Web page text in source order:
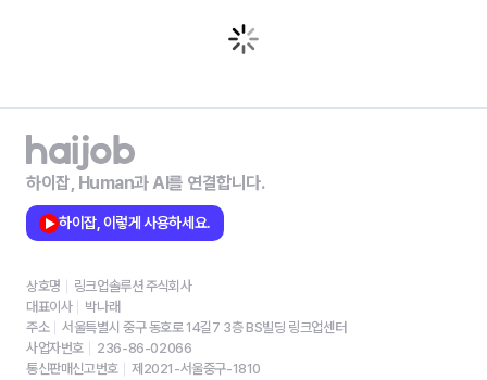
하이잡, Human과 AI를 연결합니다.
하이잡, 이렇게 사용하세요.
상호명
링크업솔루션 주식회사
대표이사
박나래
주소
서울특별시 중구 동호로 14길7 3층 BS빌딩 링크업센터
사업자번호
236-86-02066
통신판매신고번호
제2021-서울중구-1810